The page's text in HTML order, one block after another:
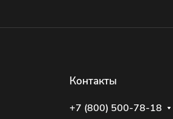
Контакты
+7 (800) 500-78-18